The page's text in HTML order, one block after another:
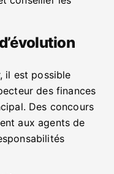
il est possible
des finances
Des concours
aux agents de